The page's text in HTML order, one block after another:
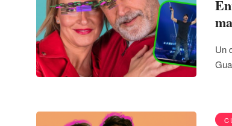
Un